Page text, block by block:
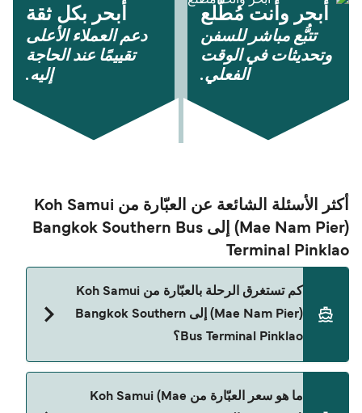
أبحر وأنت مُطّلع
تتبُّع مباشر للسفن
وتحديثات في الوقت
الفعلي.
أبحر بكل ثقة
دعم العملاء الأعلى
تقييمًا عند الحاجة
إليه.
أكثر الأسئلة الشائعة عن العبّارة من Koh Samui
(Mae Nam Pier) إلى Bangkok Southern Bus
Terminal Pinklao
كم تستغرق الرحلة بالعبّارة من Koh Samui
(Mae Nam Pier) إلى Bangkok Southern
Bus Terminal Pinklao؟
ما هو سعر العبّارة من Koh Samui (Mae